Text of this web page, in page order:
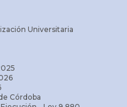
Universitaria
Córdoba